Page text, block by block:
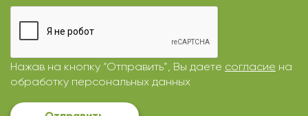
Нажав на кнопку “Отправить”, Вы даете согласие на
обработку персональных данных